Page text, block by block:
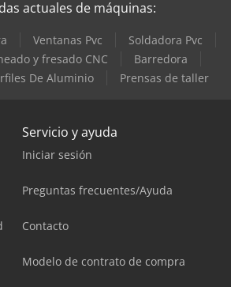
actuales de máquinas:
Ventanas Pvc
Soldadora Pvc
y fresado CNC
Barredora
De Aluminio
Prensas de taller
Servicio y ayuda
Iniciar sesión
Preguntas frecuentes/Ayuda
Contacto
Modelo de contrato de compra